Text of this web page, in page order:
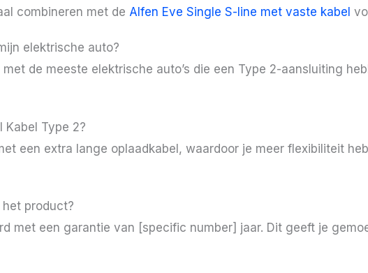
combineren met de Alfen Eve Single S-line met vaste kabel
elektrische auto?
de meeste elektrische auto’s die een Type 2-aansluiting
Kabel Type 2?
een extra lange oplaadkabel, waardoor je meer flexibiliteit
het product?
met een garantie van [specific number] jaar. Dit geeft je